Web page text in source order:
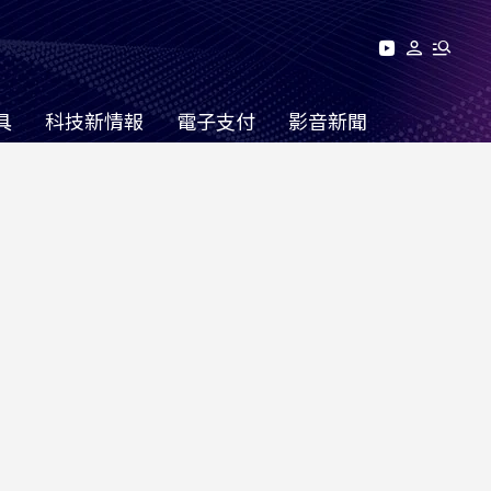
科技新情報 電子支付 影音新聞